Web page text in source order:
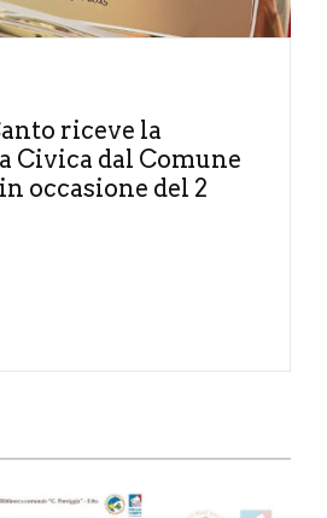
riceve la
Civica dal Comune
occasione del 2